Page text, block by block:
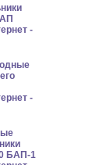
БАП-1